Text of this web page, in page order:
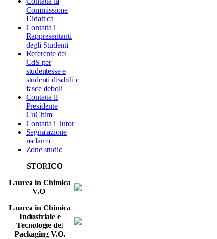
Commissione
Didattica
Contatta i
Rappresentanti
degli Studenti
Referente del
CdS per
studentesse e
studenti disabili e
fasce deboli
Contatta il
Presidente
CuChim
Contatta i Tutor
Segnalazione
reclamo
Zone studio
STORICO
Laurea in Chimica
V.O.
Laurea in Chimica
Industriale e
Tecnologie del
Packaging V.O.